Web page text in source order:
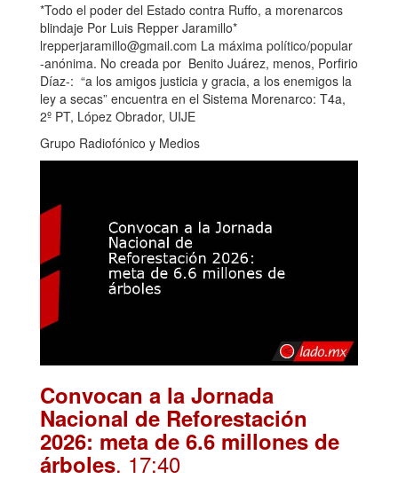
*Todo el poder del Estado contra Ruffo, a morenarcos
blindaje Por Luis Repper Jaramillo*
lrepperjaramillo@gmail.com La máxima político/popular
-anónima. No creada por Benito Juárez, menos, Porfirio
Díaz-: “a los amigos justicia y gracia, a los enemigos la
ley a secas” encuentra en el Sistema Morenarco: T4a,
2º PT, López Obrador, UIJE
Grupo Radiofónico y Medios
Convocan a la Jornada
Nacional de Reforestación
2026: meta de 6.6 millones de
árboles. 17:40